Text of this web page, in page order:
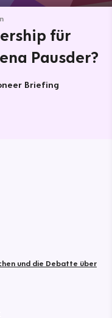
für
Pausder?
Briefing
und die Debatte über